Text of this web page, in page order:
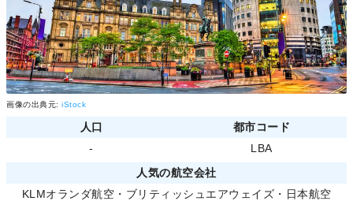
画像の出典元: iStock
人口
都市コード
-
LBA
人気の航空会社
KLMオランダ航空 ・ ブリティッシュエアウェイズ ・ 日本航空